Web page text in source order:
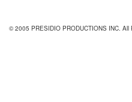
© 2005 PRESIDIO PRODUCTIONS INC. All